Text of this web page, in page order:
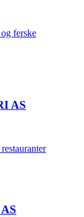
ferske
AS